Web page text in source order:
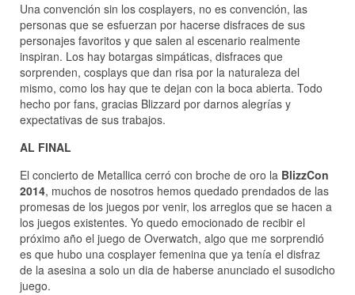
Una convención sin los cosplayers, no es convención, las
personas que se esfuerzan por hacerse disfraces de sus
personajes favoritos y que salen al escenario realmente
inspiran. Los hay botargas simpáticas, disfraces que
sorprenden, cosplays que dan risa por la naturaleza del
mismo, como los hay que te dejan con la boca abierta. Todo
hecho por fans, gracias Blizzard por darnos alegrías y
expectativas de sus trabajos.
AL FINAL
El concierto de Metallica cerró con broche de oro la BlizzCon
2014, muchos de nosotros hemos quedado prendados de las
promesas de los juegos por venir, los arreglos que se hacen a
los juegos existentes. Yo quedo emocionado de recibir el
próximo año el juego de Overwatch, algo que me sorprendió
es que hubo una cosplayer femenina que ya tenía el disfraz
de la asesina a solo un dia de haberse anunciado el susodicho
juego.